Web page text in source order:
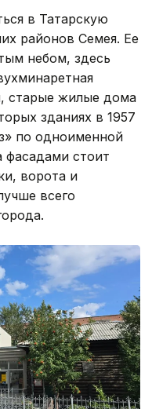
в Татарскую
районов Семея. Ее
небом, здесь
старые жилые дома
зданиях в 1957
по одноименной
фасадами стоит
ворота и
всего